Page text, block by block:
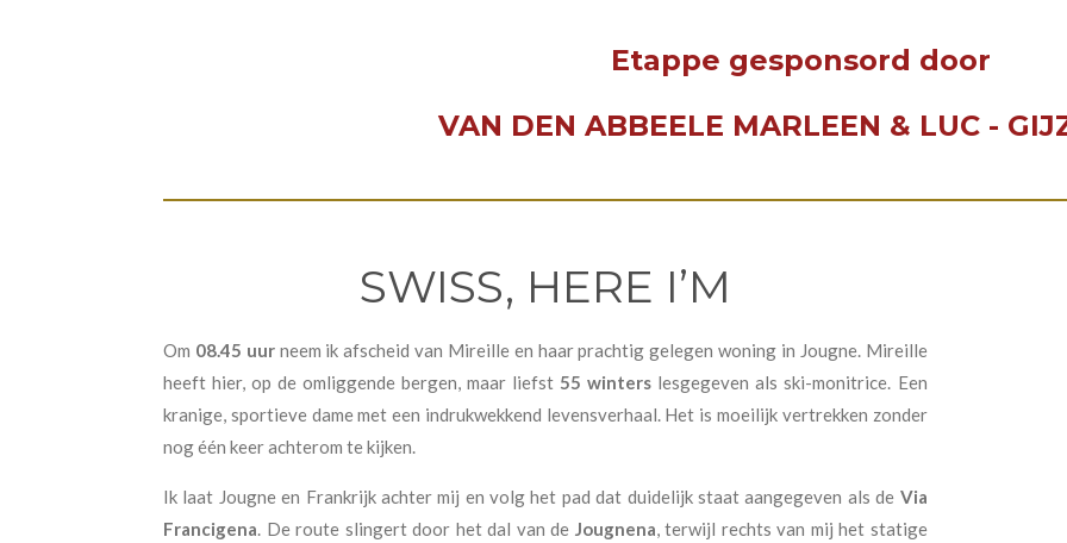
Etappe gesponsord door
VAN DEN ABBEELE MARLEEN & LUC -
SWISS, HERE I’M
Om 08.45 uurneem ik afscheid van Mireille en haar prachtig gelegen woning in Jougne. Mireille
heeft hier, op de omliggende bergen, maar liefst 55 winters lesgegeven als ski-monitrice. Een
kranige, sportieve dame met een indrukwekkend levensverhaal. Het is moeilijk vertrekken zonder
nog één keer achterom te kijken.
Ik laat Jougne en Frankrijk achter mij en volg het pad dat duidelijk staat aangegeven als de Via
Francigena. De route slingert door het dal van de Jougnena, terwijl rechts van mij het statige